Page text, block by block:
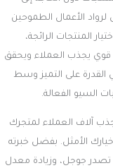
الأعمال الطموحين
المنتجات الرائجة،
قوي يجذب العملاء ويحقق
القدرة على التميز وسط
السيو الفعالة.
آلاف العملاء لمتجرك
الأمثل. بفضل خبرته
جوجل، وزيادة معدل